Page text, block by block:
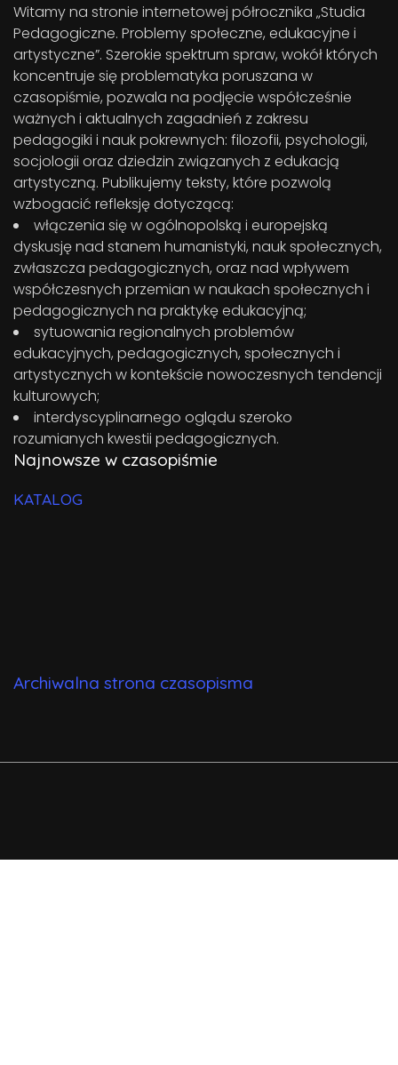
Witamy na stronie internetowej półrocznika „Studia
Pedagogiczne. Problemy społeczne, edukacyjne i
artystyczne”. Szerokie spektrum spraw, wokół których
koncentruje się problematyka poruszana w
czasopiśmie, pozwala na podjęcie współcześnie
ważnych i aktualnych zagadnień z zakresu
pedagogiki i nauk pokrewnych: filozofii, psychologii,
socjologii oraz dziedzin związanych z edukacją
artystyczną. Publikujemy teksty, które pozwolą
wzbogacić refleksję dotyczącą:
włączenia się w ogólnopolską i europejską
dyskusję nad stanem humanistyki, nauk społecznych,
zwłaszcza pedagogicznych, oraz nad wpływem
współczesnych przemian w naukach społecznych i
pedagogicznych na praktykę edukacyjną;
sytuowania regionalnych problemów
edukacyjnych, pedagogicznych, społecznych i
artystycznych w kontekście nowoczesnych tendencji
kulturowych;
interdyscyplinarnego oglądu szeroko
rozumianych kwestii pedagogicznych.
Najnowsze w czasopiśmie
KATALOG
Archiwalna strona czasopisma